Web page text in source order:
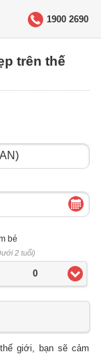
1900 2690
trên thế
bé
2 tuổi)
0
giới, bạn sẽ cảm